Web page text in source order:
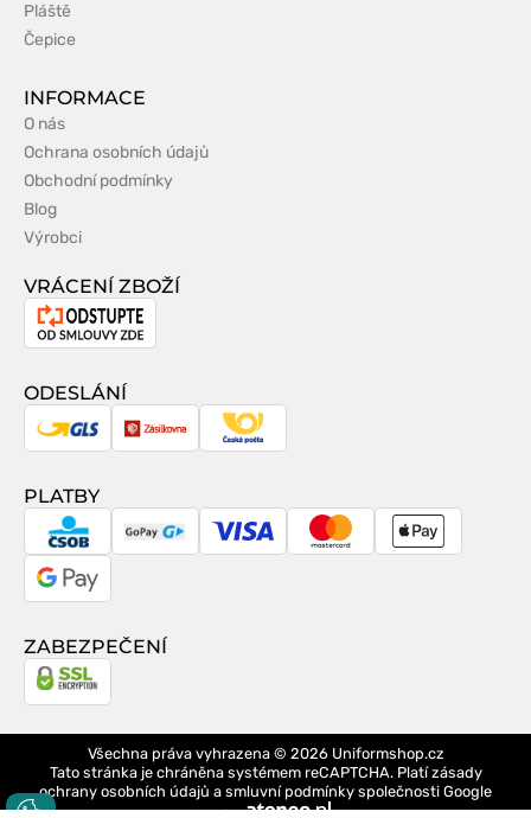
Pláště
Čepice
INFORMACE
O nás
Ochrana osobních údajů
Obchodní podmínky
Blog
Výrobci
VRÁCENÍ ZBOŽÍ
Odstoupení
smlouvy
ODESLÁNÍ
GLS ZásilkovnaČeská
PLATBY
CSOB GoPay Visa MasterCardApple
Google
ZABEZPEČENÍ
Všechna práva vyhrazena © 2026 Uniformshop.cz
Tato stránka je chráněna systémem reCAPTCHA. Platízásady
ochrany osobních údajů a smluvní podmínky společnosti Google